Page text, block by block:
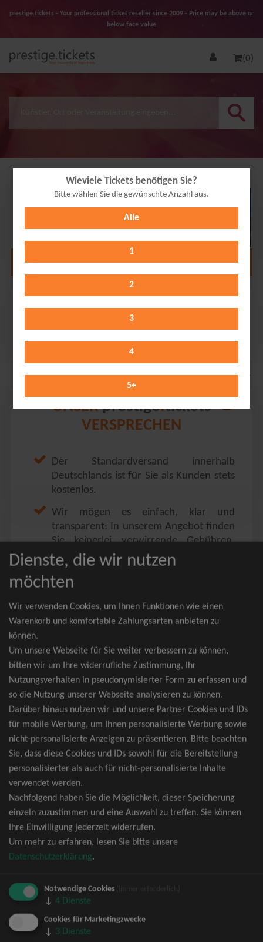
prestige.tickets - Your professional ticket reseller since 2009 - Price may be above or
below face value
(0)
Wieviele Tickets benötigen Sie?
Bitte wählen Sie die gewünschte Anzahl aus.
Alle
1
2
3
4
5+
14
Alle Termine anzeigen
Saturday 14.11.2026
UNSERprestige.tickets
VERSPRECHEN
Der Standardversand innerhalb
Deutschlands ist für Sie als Kunden stets
kostenlos.
Wir mögen es einfach, klar und
transparent: In unserem Angebot finden
Sie keinerlei verwirrende Gebühren,
Zusatzangebote oder ähnliches.
Sie erhalten ausschließlich
zusammenhängende Sitzplätze, welche
nach der Bestplatzbuchung vergeben
werden.
wider Erwarten doch nicht verfügbar
sein, erhalten Sie von uns Tickets für die
nächst bessere Kategorie. Und das
kostenfrei und völlig automatisch.
TOP-Events
André Rieu Tickets
David Garrett Tickets
Andrea Berg Tickets
Backstreet Boys Tickets
Unheilig Tickets
Santiano Tickets
Bryan Adams Tickets
Andreas Gabalier Tickets
Die Fantastischen Vier Tickets
Herbert Grönemeyer Tickets
Dienste, die wir nutzen
möchten
Wir verwenden Cookies, um Ihnen Funktionen wie einen
Warenkorb und komfortable Zahlungsarten anbieten zu
können.
Um unsere Webseite für Sie weiter verbessern zu können,
bitten wir um Ihre widerrufliche Zustimmung, Ihr
Nutzungsverhalten in pseudonymisierter Form zu erfassen und
so die Nutzung unserer Webseite analysieren zu können.
Darüber hinaus nutzen wir und unsere Partner Cookies und IDs
für mobile Werbung, um Ihnen personalisierte Werbung sowie
nicht-personalisierte Anzeigen zu präsentieren. Bitte beachten
Sie, dass diese Cookies und IDs sowohl für die Bereitstellung
personalisierter als auch für nicht-personalisierte Inhalte
verwendet werden.
Nachfolgend haben Sie die Möglichkeit, dieser Speicherung
einzeln zuzustimmen und eine Auswahl zu treffen. Sie können
Ihre Einwilligung jederzeit widerrufen.
Um mehr zu erfahren, lesen Sie bitte unsere
Datenschutzerklärung.
Notwendige Cookies
↓ 4 Dienste
Cookies für Marketingzwecke
↓ 3 Dienste